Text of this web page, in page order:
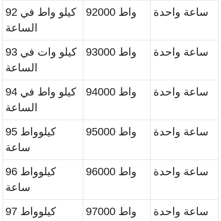
92 كيلو واط في
الساعة
92000 واط ساعة واحدة
93 كيلو وات في
الساعة
93000 واط ساعة واحدة
94 كيلو واط في
الساعة
94000 واط ساعة واحدة
95 كيلوواط
ساعة
95000 واط ساعة واحدة
96 كيلوواط
ساعة
96000 واط ساعة واحدة
97 كيلوواط 97000 واط ساعة واحدة